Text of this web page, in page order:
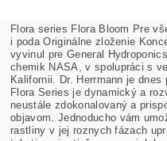
Flora series Flora Bloom Pre
i poda Originálne zloženie Koncept živín s 3 zložkami a Floru Series
vyvinul pre General
chemik NASA, v spolupráci s
Kalifornii. Dr. Herrmann je
Flora Series je dynamický a
neustále zdokonalovaný a
objavom. Jednoducho vám
rastliny v jej roznych fázach